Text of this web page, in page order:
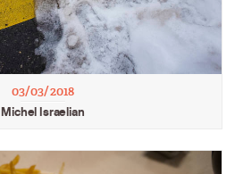
03/03/2018
Michel Israelian